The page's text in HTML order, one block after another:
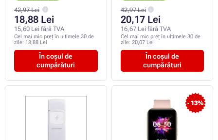
42,97 Lei
18,88 Lei
15,60 Lei fără TVA
Cel mai mic preț în ultimele 30 de
zile: 18,88 Lei
În coșul de
cumpărături
42,97 Lei
20,17 Lei
16,67 Lei fără TVA
Cel mai mic preț în ultimele 30 de
zile: 20,07 Lei
În coșul de
cumpărături
- 13%